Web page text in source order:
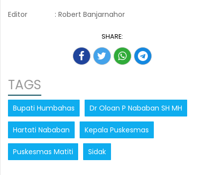
Editor : Robert Banjarnahor
SHARE:
TAGS
Bupati Humbahas Dr Oloan P Nababan SH MH
Hartati Nababan Kepala Puskesmas
Puskesmas Matiti Sidak